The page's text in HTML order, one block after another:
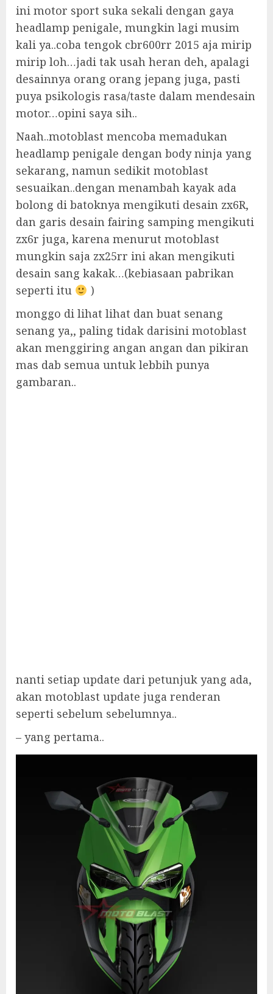
ini motor sport suka sekali dengan gaya
headlamp penigale, mungkin lagi musim
kali ya..coba tengok cbr600rr 2015 aja mirip
mirip loh…jadi tak usah heran deh, apalagi
desainnya orang orang jepang juga, pasti
puya psikologis rasa/taste dalam mendesain
motor…opini saya sih..
Naah..motoblast mencoba memadukan
headlamp penigale dengan body ninja yang
sekarang, namun sedikit motoblast
sesuaikan..dengan menambah kayak ada
bolong di batoknya mengikuti desain zx6R,
dan garis desain fairing samping mengikuti
zx6r juga, karena menurut motoblast
mungkin saja zx25rr ini akan mengikuti
desain sang kakak…(kebiasaan pabrikan
seperti itu
)
monggo di lihat lihat dan buat senang
senang ya,, paling tidak darisini motoblast
akan menggiring angan angan dan pikiran
mas dab semua untuk lebbih punya
gambaran..
nanti setiap update dari petunjuk yang ada,
akan motoblast update juga renderan
seperti sebelum sebelumnya..
– yang pertama..